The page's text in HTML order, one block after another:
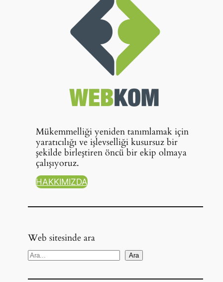
Mükemmelliği yeniden tanımlamak için
yaratıcılığı ve işlevselliği kusursuz bir
şekilde birleştiren öncü bir ekip olmaya
çalışıyoruz.
HAKKIMIZDA
Web sitesinde ara
A
Ara